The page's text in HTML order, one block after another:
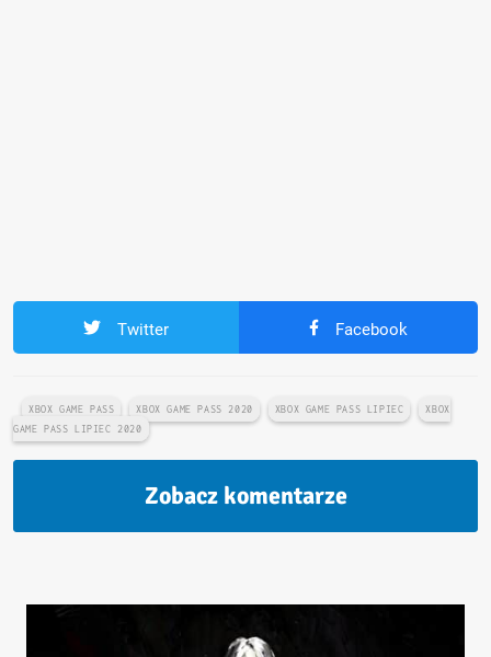
Twitter Facebook
XBOX GAME PASS XBOX GAME PASS 2020 XBOX GAME PASS LIPIEC
XBOX
GAME PASS LIPIEC 2020
Zobacz komentarze